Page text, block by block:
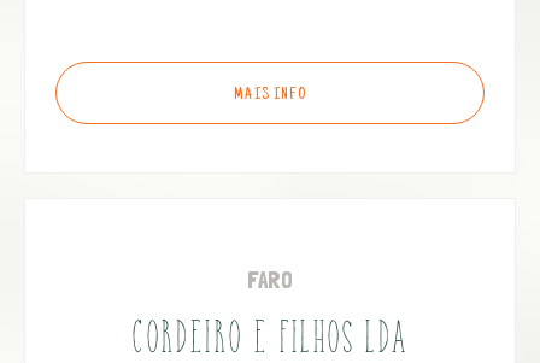
MAIS INFO
FARO
CORDEIRO E FILHOS LDA